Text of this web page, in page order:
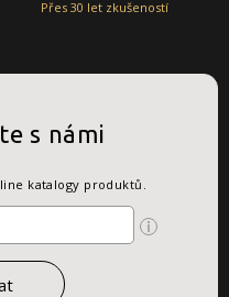
Přes 30 let zkušeností
s námi
katalogy produktů.